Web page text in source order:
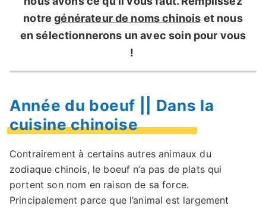
notregénérateur de noms chinois et nous
en sélectionnerons un avec soin pour vous
!
Année du boeuf || Dans la
cuisine chinoise
Contrairement à certains autres animaux du
zodiaque chinois, le boeuf n’a pas de plats qui
portent son nom en raison de sa force.
Principalement parce que l’animal est largement